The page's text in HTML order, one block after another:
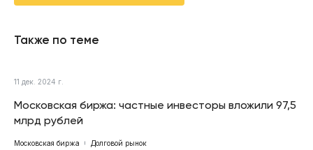
Также по теме
11 дек. 2024 г.
Московская биржа: частные инвесторы вложили 97,5
млрд рублей
Московская биржа Долговой рынок